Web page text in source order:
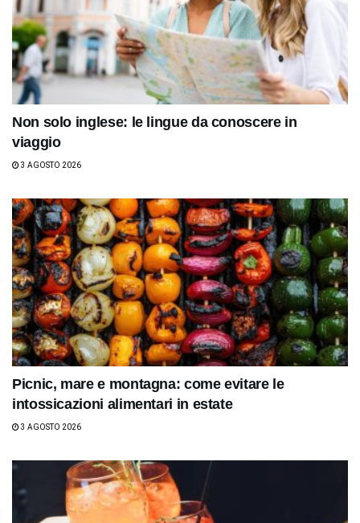
Non solo inglese: le lingue da conoscere in
viaggio
3 AGOSTO 2026
Picnic, mare e montagna: come evitare le
intossicazioni alimentari in estate
3 AGOSTO 2026